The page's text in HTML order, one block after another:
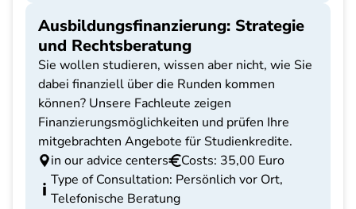
Ausbildungsfinanzierung: Strategie
und Rechtsberatung
Sie wollen studieren, wissen aber nicht, wie Sie
dabei finanziell über die Runden kommen
können? Unsere Fachleute zeigen
Finanzierungsmöglichkeiten und prüfen Ihre
mitgebrachten Angebote für Studienkredite.
in our advice centers
Costs: 35,00 Euro
Type of Consultation: Persönlich vor Ort,
Telefonische Beratung